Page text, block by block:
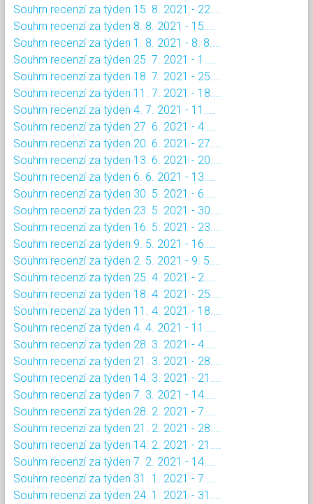
Souhrn recenzí za týden 15. 8. 2021 - 22....
Souhrn recenzí za týden 8. 8. 2021 - 15....
Souhrn recenzí za týden 1. 8. 2021 - 8. 8....
Souhrn recenzí za týden 25. 7. 2021 - 1....
Souhrn recenzí za týden 18. 7. 2021 - 25....
Souhrn recenzí za týden 11. 7. 2021 - 18....
Souhrn recenzí za týden 4. 7. 2021 - 11....
Souhrn recenzí za týden 27. 6. 2021 - 4....
Souhrn recenzí za týden 20. 6. 2021 - 27....
Souhrn recenzí za týden 13. 6. 2021 - 20....
Souhrn recenzí za týden 6. 6. 2021 - 13....
Souhrn recenzí za týden 30. 5. 2021 - 6....
Souhrn recenzí za týden 23. 5. 2021 - 30....
Souhrn recenzí za týden 16. 5. 2021 - 23....
Souhrn recenzí za týden 9. 5. 2021 - 16....
Souhrn recenzí za týden 2. 5. 2021 - 9. 5....
Souhrn recenzí za týden 25. 4. 2021 - 2....
Souhrn recenzí za týden 18. 4. 2021 - 25....
Souhrn recenzí za týden 11. 4. 2021 - 18....
Souhrn recenzí za týden 4. 4. 2021 - 11....
Souhrn recenzí za týden 28. 3. 2021 - 4....
Souhrn recenzí za týden 21. 3. 2021 - 28....
Souhrn recenzí za týden 14. 3. 2021 - 21....
Souhrn recenzí za týden 7. 3. 2021 - 14....
Souhrn recenzí za týden 28. 2. 2021 - 7....
Souhrn recenzí za týden 21. 2. 2021 - 28....
Souhrn recenzí za týden 14. 2. 2021 - 21....
Souhrn recenzí za týden 7. 2. 2021 - 14....
Souhrn recenzí za týden 31. 1. 2021 - 7....
Souhrn recenzí za týden 24. 1. 2021 - 31....